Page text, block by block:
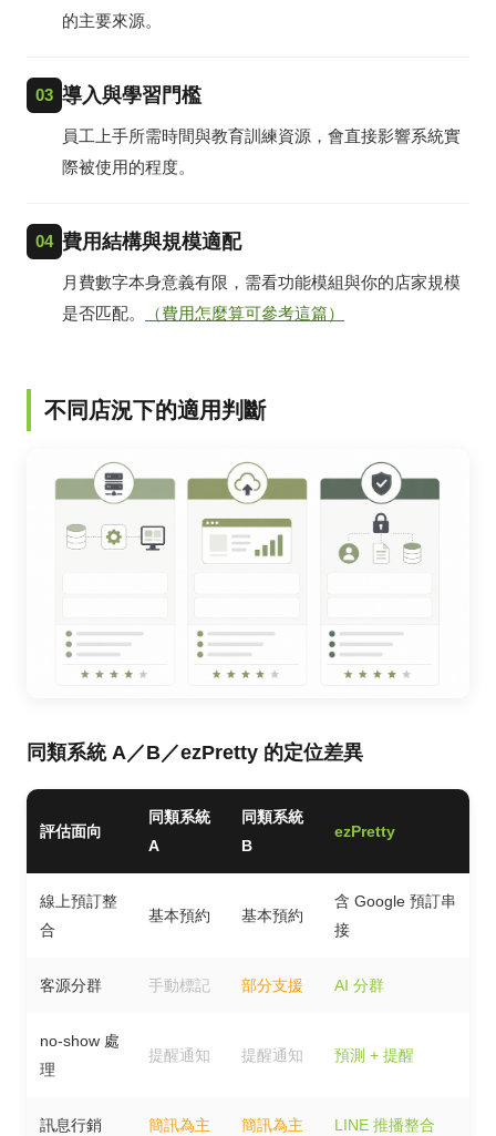
的主要來源。
03 導入與學習門檻
員工上手所需時間與教育訓練資源，會直接影響系統實
際被使用的程度。
04 費用結構與規模適配
月費數字本身意義有限，需看功能模組與你的店家規模
是否匹配。
（費用怎麼算可參考這篇）
不同店況下的適用判斷
同類系統 A／B／ezPretty 的定位差異
評估面向
同類系統
A
同類系統
B
ezPretty
線上預訂整
合
基本預約 基本預約
含 Google 預訂串
接
客源分群 手動標記 部分支援 AI 分群
no-show 處
理
提醒通知 提醒通知 預測 + 提醒
訊息行銷 簡訊為主 簡訊為主 LINE 推播整合